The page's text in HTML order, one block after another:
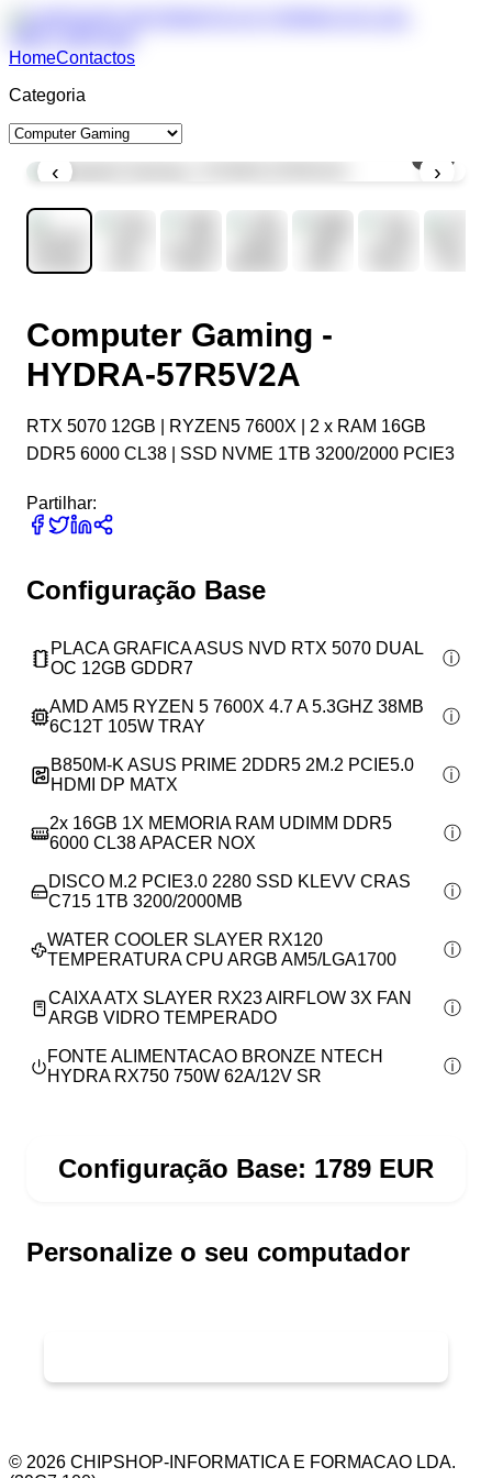
HomeContactos
Categoria
‹ ›
1
Computer Gaming -
HYDRA-57R5V2A
RTX 5070 12GB | RYZEN5 7600X | 2 x RAM 16GB
DDR5 6000 CL38 | SSD NVME 1TB 3200/2000 PCIE3
Partilhar:
Configuração Base
PLACA GRAFICA ASUS NVD RTX 5070 DUAL
OC 12GB GDDR7
AMD AM5 RYZEN 5 7600X 4.7 A 5.3GHZ 38MB
6C12T 105W TRAY
B850M-K ASUS PRIME 2DDR5 2M.2 PCIE5.0
HDMI DP MATX
2x 16GB 1X MEMORIA RAM UDIMM DDR5
6000 CL38 APACER NOX
DISCO M.2 PCIE3.0 2280 SSD KLEVV CRAS
C715 1TB 3200/2000MB
WATER COOLER SLAYER RX120
TEMPERATURA CPU ARGB AM5/LGA1700
CAIXA ATX SLAYER RX23 AIRFLOW 3X FAN
ARGB VIDRO TEMPERADO
FONTE ALIMENTACAO BRONZE NTECH
HYDRA RX750 750W 62A/12V SR
Configuração Base: 1789 EUR
Personalize o seu computador
© 2026 CHIPSHOP-INFORMATICA E FORMACAO LDA.